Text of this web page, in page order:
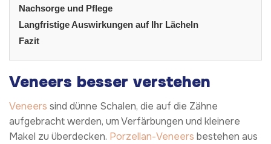
Nachsorge und Pflege
Langfristige Auswirkungen auf Ihr Lächeln
Fazit
Veneers besser verstehen
Veneers sind dünne Schalen, die auf die Zähne
aufgebracht werden, um Verfärbungen und kleinere
Makel zu überdecken. Porzellan-Veneers bestehen aus